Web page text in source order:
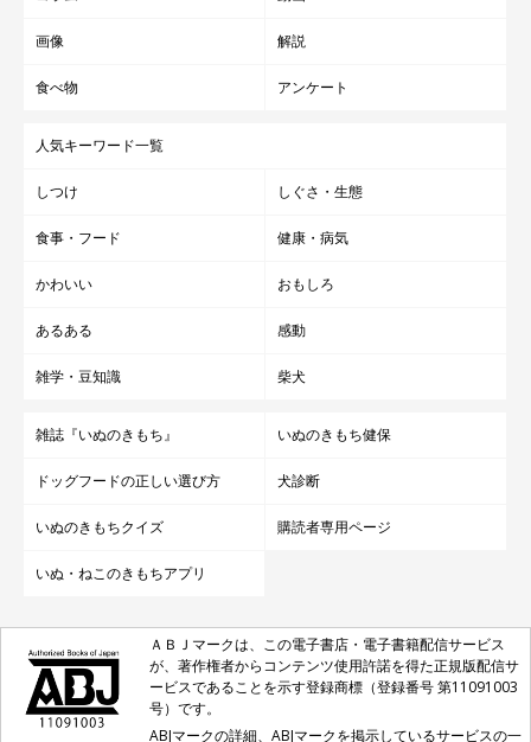
画像 解説
食べ物 アンケート
人気キーワード一覧
しつけ しぐさ・生態
食事・フード 健康・病気
かわいい おもしろ
あるある 感動
雑学・豆知識 柴犬
雑誌『いぬのきもち』 いぬのきもち健保
ドッグフードの正しい選び方 犬診断
いぬのきもちクイズ 購読者専用ページ
いぬ・ねこのきもちアプリ
ＡＢＪマークは、この電子書店・電子書籍配信サービス
が、著作権者からコンテンツ使用許諾を得た正規版配信サ
ービスであることを示す登録商標（登録番号 第11091003
号）です。
ABJマークの詳細、ABJマークを掲示しているサービスの一